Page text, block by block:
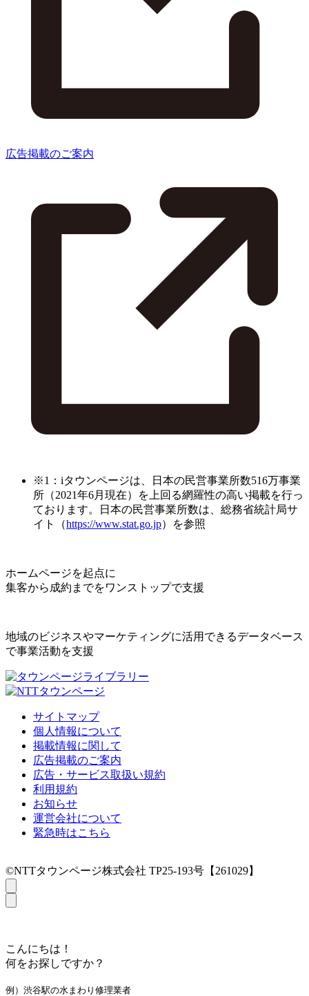
広告掲載のご案内
※1：iタウンページは、日本の民営事業所数516万事業
所（2021年6月現在）を上回る網羅性の高い掲載を行っ
ております。日本の民営事業所数は、総務省統計局サ
イト（https://www.stat.go.jp）を参照
ホームページを起点に
集客から成約までをワンストップで支援
地域のビジネスやマーケティングに活用できるデータベース
で事業活動を支援
サイトマップ
個人情報について
掲載情報に関して
広告掲載のご案内
広告・サービス取扱い規約
利用規約
お知らせ
運営会社について
緊急時はこちら
©NTTタウンページ株式会社 TP25-193号【261029】
こんにちは！
何をお探しですか？
例）渋谷駅の水まわり修理業者